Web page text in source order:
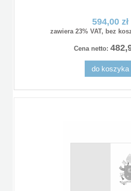
594,00 zł
zawiera 23% VAT, bez
Cena netto:
do koszyka